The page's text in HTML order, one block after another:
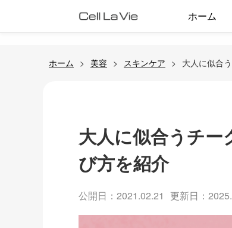
ホーム
ホーム 美容 スキンケア 大人に似合
大人に似合うチ
び方を紹介
公開日：2021.02.21 更新日：